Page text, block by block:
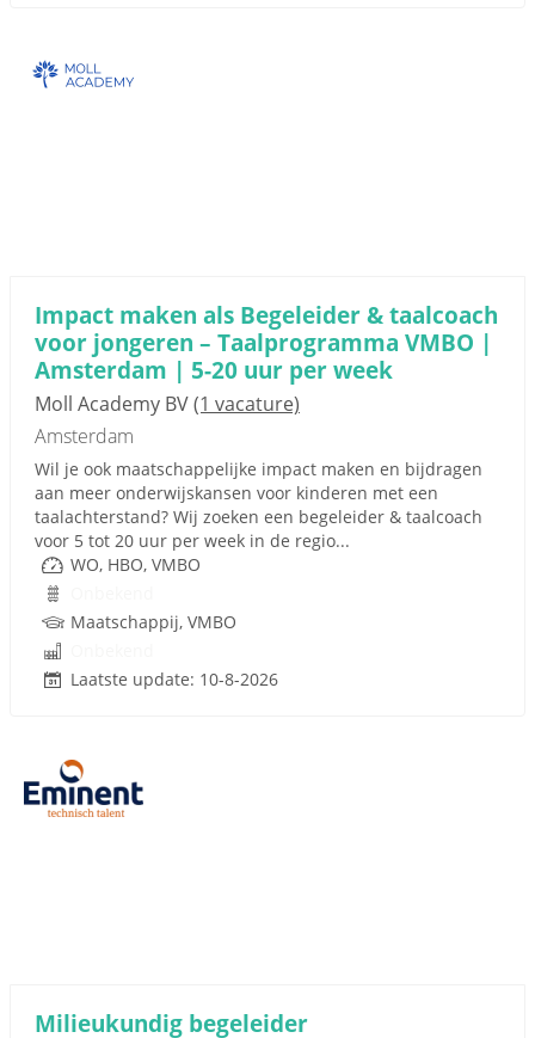
Impact maken als Begeleider & taalcoach
voor jongeren – Taalprogramma VMBO |
Amsterdam | 5-20 uur per week
Moll Academy BV(1 vacature)
Amsterdam
Wil je ook maatschappelijke impact maken en bijdragen
aan meer onderwijskansen voor kinderen met een
taalachterstand? Wij zoeken een begeleider & taalcoach
voor 5 tot 20 uur per week in de regio...
WO, HBO, VMBO
Maatschappij, VMBO
Laatste update: 10-8-2026
Milieukundig begeleider